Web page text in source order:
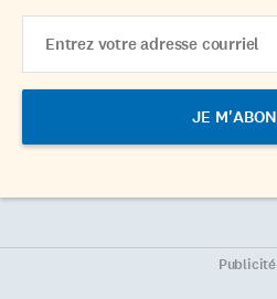
Address
Publicité